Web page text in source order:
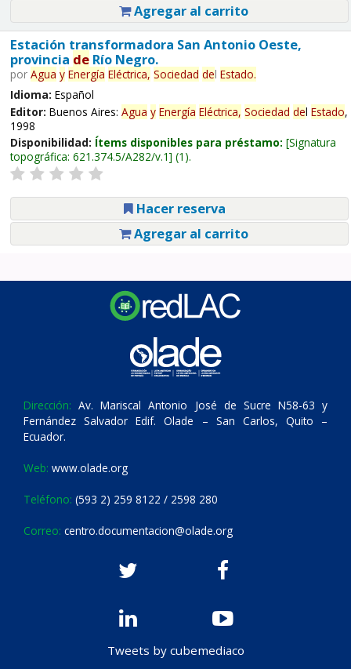
Agregar al carrito
Estación transformadora San Antonio Oeste,
provincia deRío Negro.
por Agua y Energía Eléctrica, Sociedad del Estado.
Idioma: Español
Editor: Buenos Aires: Agua y Energía Eléctrica, Sociedad del Estado,
1998
Disponibilidad: Ítems disponibles para préstamo: Signatura
topográfica: 621.374.5/A282/v.1 (1).
Hacer reserva
Agregar al carrito
Dirección: Av. Mariscal Antonio José de Sucre N58-63 y
Fernández Salvador Edif. Olade – San Carlos, Quito –
Ecuador.
Web: www.olade.org
Teléfono: (593 2) 259 8122 / 2598 280
Correo: centro.documentacion@olade.org
Tweets by cubemediaco